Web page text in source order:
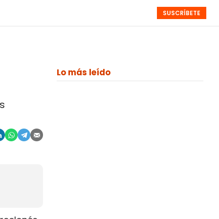
SEMANALES
MONOGRÁFICOS EVENTOS
SUSCRÍBETE
Lo más leído